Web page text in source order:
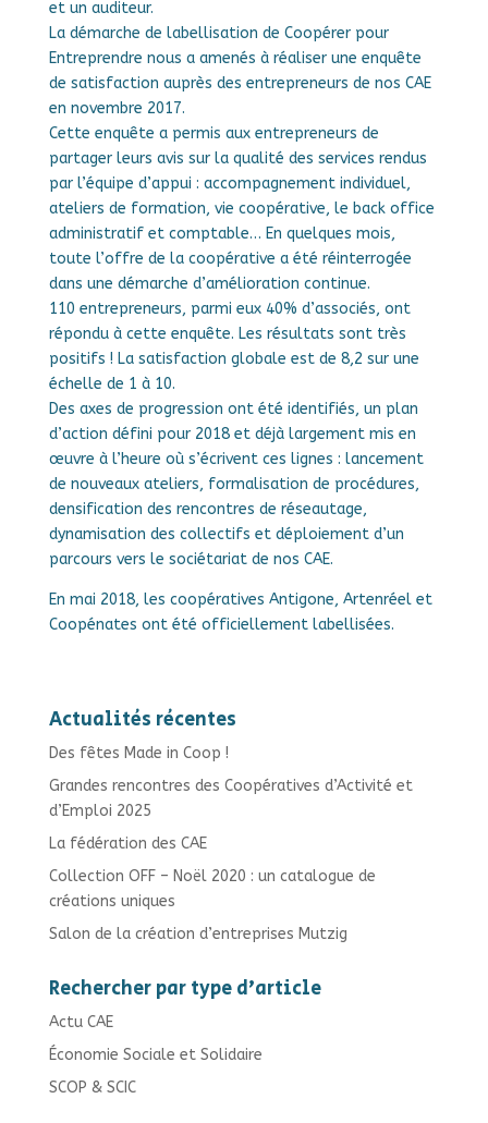
et un auditeur.
La démarche de labellisation de Coopérer pour
Entreprendre nous a amenés à réaliser une enquête
de satisfaction auprès des entrepreneurs de nos CAE
en novembre 2017.
Cette enquête a permis aux entrepreneurs de
partager leurs avis sur la qualité des services rendus
par l’équipe d’appui : accompagnement individuel,
ateliers de formation, vie coopérative, le back office
administratif et comptable… En quelques mois,
toute l’offre de la coopérative a été réinterrogée
dans une démarche d’amélioration continue.
110 entrepreneurs, parmi eux 40% d’associés, ont
répondu à cette enquête. Les résultats sont très
positifs ! La satisfaction globale est de 8,2 sur une
échelle de 1 à 10.
Des axes de progression ont été identifiés, un plan
d’action défini pour 2018 et déjà largement mis en
œuvre à l’heure où s’écrivent ces lignes : lancement
de nouveaux ateliers, formalisation de procédures,
densification des rencontres de réseautage,
dynamisation des collectifs et déploiement d’un
parcours vers le sociétariat de nos CAE.
En mai 2018, les coopératives Antigone, Artenréel et
Coopénates ont été officiellement labellisées.
Actualités récentes
Des fêtes Made in Coop !
Grandes rencontres des Coopératives d’Activité et
d’Emploi 2025
La fédération des CAE
Collection OFF – Noël 2020 : un catalogue de
créations uniques
Salon de la création d’entreprises Mutzig
Rechercher par type d’article
Actu CAE
Économie Sociale et Solidaire
SCOP & SCIC